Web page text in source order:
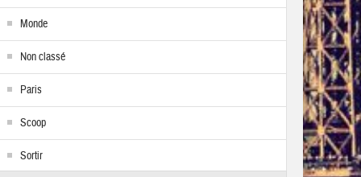
Monde
Non classé
Paris
Scoop
Sortir